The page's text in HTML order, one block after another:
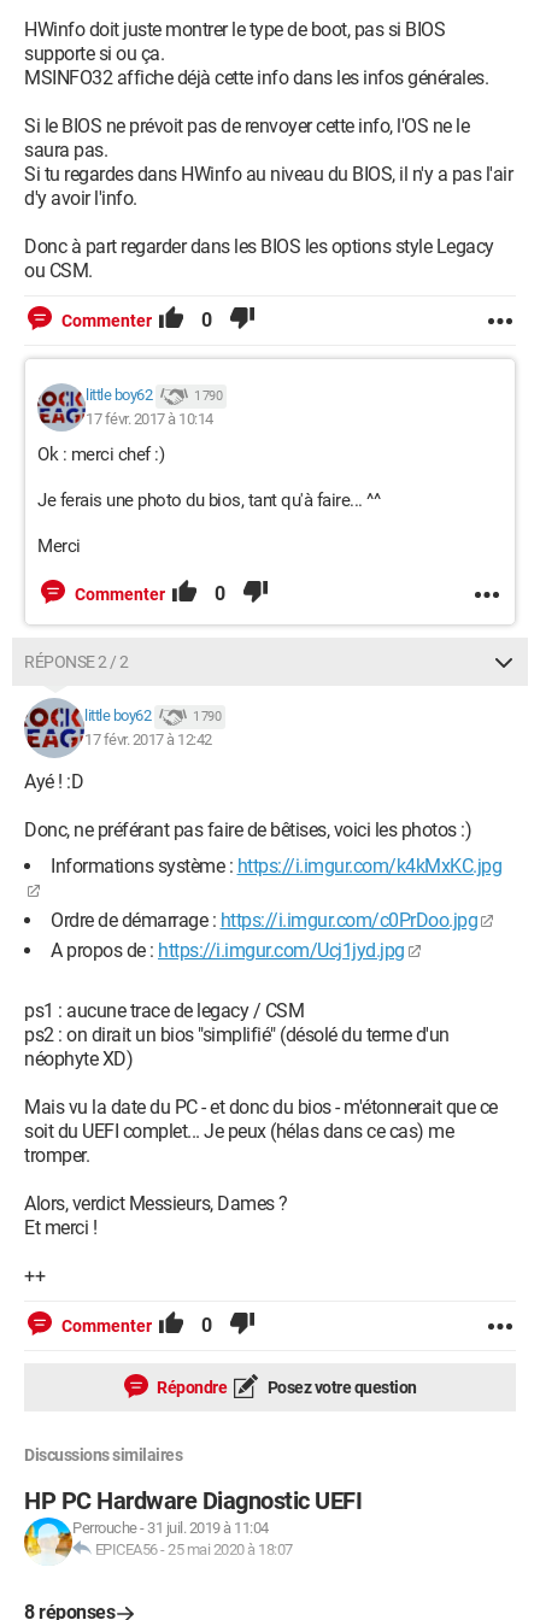
A vrai dire, je me suis jamais poser la question
s'agit d'un bios d'un uefi ou d'un hybride, en se
baladant un peu dedans.
Déjà si tu peux utiliser la souris c'est sur que
c'est pas un bios pur (du moins j'ai jamais vu
cela). Après si dans les options de boot des
disques il te propose hard drive ou uefi c'est que
Donc, voici ce que je sais :
- Sur mon pc fixe, je navigue uniquement par clavier sur le
bios...
- Mais je sais que sur ce bios, UEFI est mentionné parfois...
Donc, j'ai utilisé HWINFO sur mon pc portable, car
apparemment, on peut via le rapport, voir le type de bios
utilisé...
Capture d'écran :
hybride ?
Sinon, voici le rapport :
HWiNFO64 Version 5.45-3080
------------------------
[Current Computer]
[Operating System]
Windows 10 Professional (x64) Build 14393.693 (RS1)
Present
Motherboard ---------------------------------------
HWinfo doit juste montrer le type de boot, pas si BIOS
supporte si ou ça.
MSINFO32 affiche déjà cette info dans les infos générales.
Si le BIOS ne prévoit pas de renvoyer cette info, l'OS ne le
saura pas.
Si tu regardes dans HWinfo au niveau du BIOS, il n'y a pas l'air
d'y avoir l'info.
Donc à part regarder dans les BIOS les options style Legacy
ou CSM.
Commenter 0
little boy62 1 790
17 févr. 2017 à 10:14
Ok : merci chef :)
Je ferais une photo du bios, tant qu'à faire... ^^
Merci
Commenter 0
RÉPONSE 2 / 2
little boy62 1 790
17 févr. 2017 à 12:42
Ayé ! :D
Donc, ne préférant pas faire de bêtises, voici les photos :)
Informations système : https://i.imgur.com/k4kMxKC.jpg
Ordre de démarrage : https://i.imgur.com/c0PrDoo.jpg
A propos de : https://i.imgur.com/Ucj1jyd.jpg
ps1 : aucune trace de legacy / CSM
ps2 : on dirait un bios "simplifié" (désolé du terme d'un
néophyte XD)
Mais vu la date du PC - et donc du bios - m'étonnerait que ce
soit du UEFI complet... Je peux (hélas dans ce cas) me
tromper.
Alors, verdict Messieurs, Dames ?
Et merci !
++
Commenter 0
Répondre Posez votre question
Discussions similaires
HP PC Hardware Diagnostic UEFI
Perrouche- 31 juil. 2019 à 11:04
EPICEA56-25 mai 2020 à 18:07
8 réponses